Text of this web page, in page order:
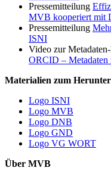
Pressemitteilung
MVB kooperiert mit
Pressemitteilung
ISNI
Video zur
ORCID –
Materialien zum
Logo ISNI
Logo MVB
Logo DNB
Logo GND
Logo VG WORT
Über MVB